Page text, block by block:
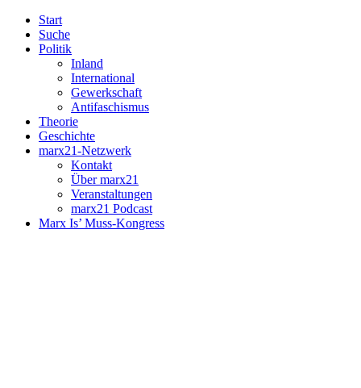
Start
Suche
Politik
Inland
International
Gewerkschaft
Antifaschismus
Theorie
Geschichte
marx21-Netzwerk
Kontakt
Über marx21
Veranstaltungen
marx21 Podcast
Marx Is’ Muss-Kongress